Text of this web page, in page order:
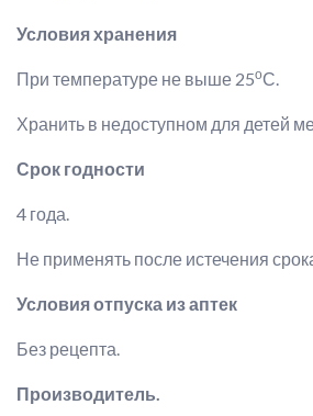
Условия хранения
При температуре не выше 25оС.
Хранить в недоступном для детей
Срок годности
4 года.
Не применять после истечения
Условия отпуска из аптек
Без рецепта.
Производитель.